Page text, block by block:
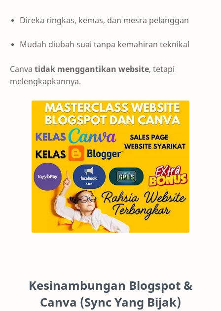
Direka ringkas, kemas, dan mesra pelanggan
Mudah diubah suai tanpa kemahiran teknikal
Canva tidak menggantikan website, tetapi
melengkapkannya.
Kesinambungan Blogspot &
Canva (Sync Yang Bijak)